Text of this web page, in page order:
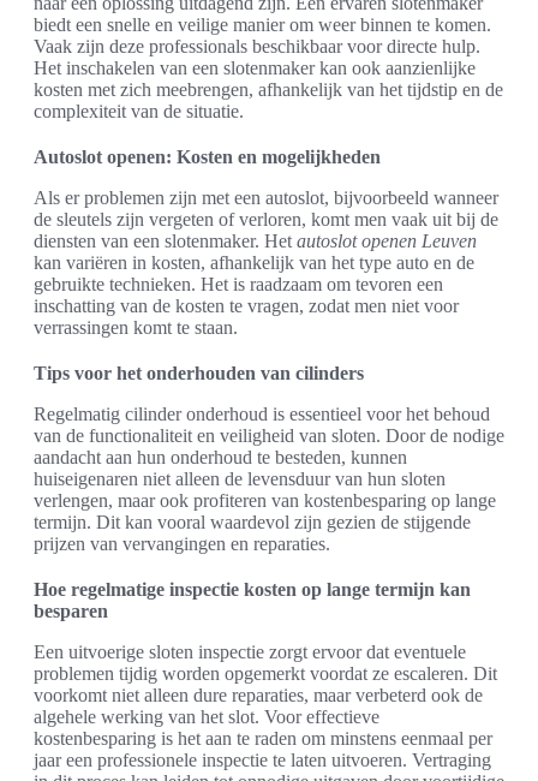
biedt een snelle en veilige manier om weer binnen te komen.
Vaak zijn deze professionals beschikbaar voor directe hulp.
Het inschakelen van een slotenmaker kan ook aanzienlijke
kosten met zich meebrengen, afhankelijk van het tijdstip en de
complexiteit van de situatie.
Autoslot openen: Kosten en mogelijkheden
Als er problemen zijn met een autoslot, bijvoorbeeld wanneer
de sleutels zijn vergeten of verloren, komt men vaak uit bij de
diensten van een slotenmaker. Het autoslot openen Leuven
kan variëren in kosten, afhankelijk van het type auto en de
gebruikte technieken. Het is raadzaam om tevoren een
inschatting van de kosten te vragen, zodat men niet voor
verrassingen komt te staan.
Tips voor het onderhouden van cilinders
Regelmatig cilinder onderhoud is essentieel voor het behoud
van de functionaliteit en veiligheid van sloten. Door de nodige
aandacht aan hun onderhoud te besteden, kunnen
huiseigenaren niet alleen de levensduur van hun sloten
verlengen, maar ook profiteren van kostenbesparing op lange
termijn. Dit kan vooral waardevol zijn gezien de stijgende
prijzen van vervangingen en reparaties.
Hoe regelmatige inspectie kosten op lange termijn kan
besparen
Een uitvoerige sloten inspectie zorgt ervoor dat eventuele
problemen tijdig worden opgemerkt voordat ze escaleren. Dit
voorkomt niet alleen dure reparaties, maar verbeterd ook de
algehele werking van het slot. Voor effectieve
kostenbesparing is het aan te raden om minstens eenmaal per
jaar een professionele inspectie te laten uitvoeren. Vertraging